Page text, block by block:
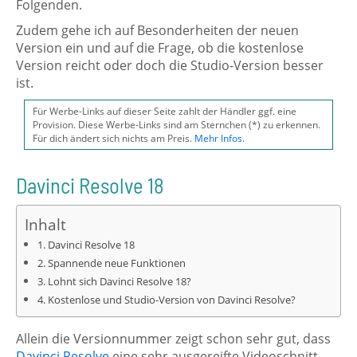
Folgenden.
Zudem gehe ich auf Besonderheiten der neuen
Version ein und auf die Frage, ob die kostenlose
Version reicht oder doch die Studio-Version besser
ist.
Für Werbe-Links auf dieser Seite zahlt der Händler ggf. eine
Provision. Diese Werbe-Links sind am Sternchen (*) zu erkennen.
Für dich ändert sich nichts am Preis. Mehr Infos.
Davinci Resolve 18
Inhalt
Davinci Resolve 18
Spannende neue Funktionen
Lohnt sich Davinci Resolve 18?
Kostenlose und Studio-Version von Davinci Resolve?
Allein die Versionnummer zeigt schon sehr gut, dass